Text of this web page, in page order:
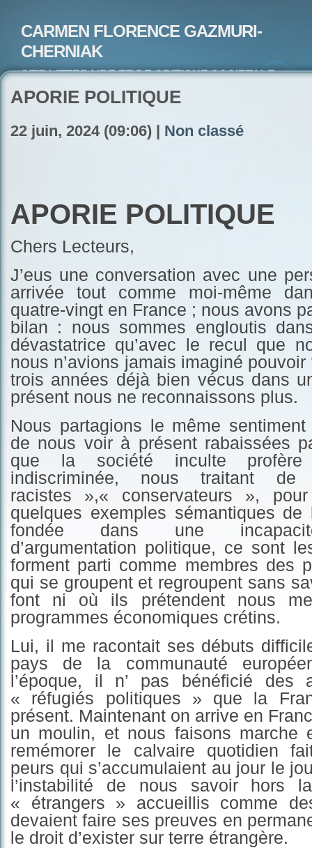
CARMEN FLORENCE GAZMURI-
CHERNIAK
SITE LITTERAIRE ET DE CRITIQUE SOCIETALE-
APORIE POLITIQUE
22 juin, 2024 (09:06) | Non classé
APORIE POLITIQUE
Chers Lecteurs,
J’eus une conversation avec une
arrivée tout comme moi-même
quatre-vingt en France ; nous avons
bilan : nous sommes engloutis
dévastatrice qu’avec le recul que
nous n’avions jamais imaginé
trois années déjà bien vécus dans
présent nous ne reconnaissons plus.
Nous partagions le même sentiment
de nous voir à présent rabaissées
que la société inculte
indiscriminée, nous traitant
racistes »,« conservateurs »,
quelques exemples sémantiques de
fondée dans une
d’argumentation politique, ce sont
forment parti comme membres des
qui se groupent et regroupent sans
font ni où ils prétendent nous
programmes économiques crétins.
Lui, il me racontait ses débuts
pays de la communauté
l’époque, il n’ pas bénéficié des
« réfugiés politiques » que la
présent. Maintenant on arrive en
un moulin, et nous faisons marche
remémorer le calvaire quotidien
peurs qui s’accumulaient au jour le
l’instabilité de nous savoir hors
« étrangers » accueillis comme
devaient faire ses preuves en
le droit d’exister sur terre étrangère.